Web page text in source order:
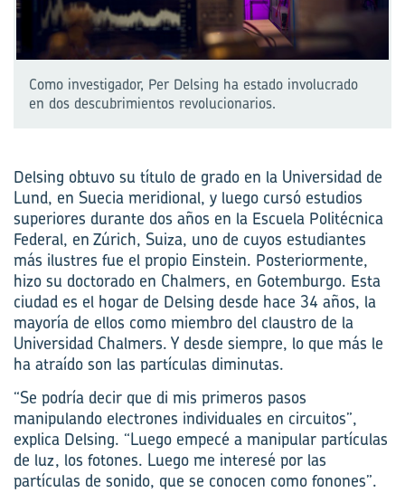
Como investigador, Per Delsing ha estado involucrado
en dos descubrimientos revolucionarios.
Delsing obtuvo su título de grado en la Universidad de
Lund, en Suecia meridional, y luego cursó estudios
superiores durante dos años en la Escuela Politécnica
Federal, en Zúrich, Suiza, uno de cuyos estudiantes
más ilustres fue el propio Einstein. Posteriormente,
hizo su doctorado en Chalmers, en Gotemburgo. Esta
ciudad es el hogar de Delsing desde hace 34 años, la
mayoría de ellos como miembro del claustro de la
Universidad Chalmers. Y desde siempre, lo que más le
ha atraído son las partículas diminutas.
“Se podría decir que di mis primeros pasos
manipulando electrones individuales en circuitos”,
explica Delsing. “Luego empecé a manipular partículas
de luz, los fotones. Luego me interesé por las
partículas de sonido, que se conocen como fonones”.